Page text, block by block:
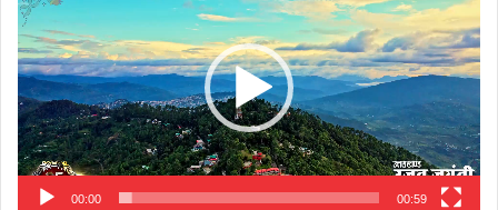
00:00 00:59